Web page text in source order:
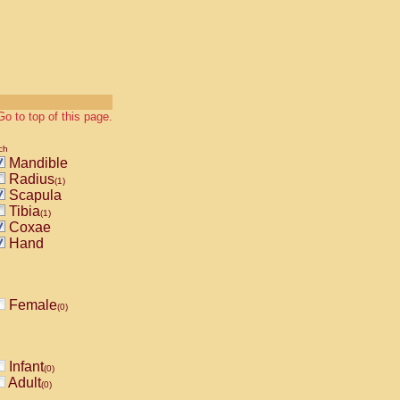
to top of this page.
Mandible
Radius(1)
Scapula
Tibia(1)
Coxae
Hand
Female(0)
Infant(0)
Adult(0)